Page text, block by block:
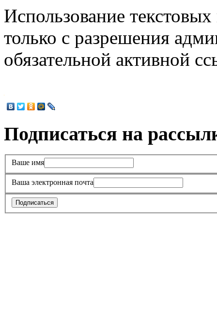
Использование
только с разрешения
обязательной активной
Подписаться на
Ваше имя
Ваша электронная почта